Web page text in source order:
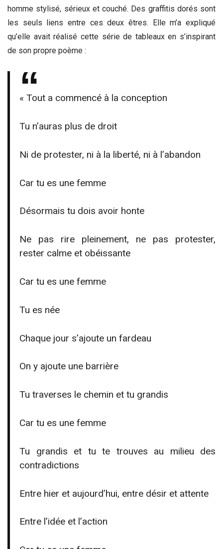
homme stylisé, sérieux et couché. Des graffitis dorés sont
les seuls liens entre ces deux êtres. Elle m’a expliqué
qu’elle avait réalisé cette série de tableaux en s’inspirant
de son propre poème :
« Tout a commencé à la conception
Tu n’auras plus de droit
Ni de protester, ni à la liberté, ni à l’abandon
Car tu es une femme
Désormais tu dois avoir honte
Ne pas rire pleinement, ne pas protester,
rester calme et obéissante
Car tu es une femme
Tu es née
Chaque jour s’ajoute un fardeau
On y ajoute une barrière
Tu traverses le chemin et tu grandis
Car tu es une femme
Tu grandis et tu te trouves au milieu des
contradictions
Entre hier et aujourd’hui, entre désir et attente
Entre l’idée et l’action